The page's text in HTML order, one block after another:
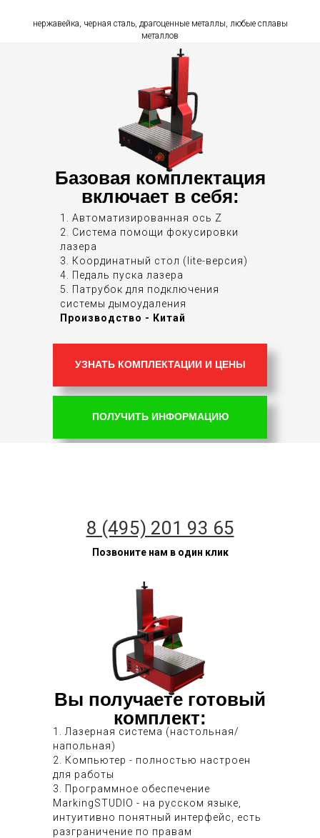
нержавейка, черная сталь, драгоценные металлы, любые сплавы
металлов
1. Автоматизированная ось Z
2. Система помощи фокусировки
лазера
3. Координатный стол (lite-версия)
4. Педаль пуска лазера
5. Патрубок для подключения
системы дымоудаления
Производство - Китай
Базовая комплектация
включает в себя:
УЗНАТЬ КОМПЛЕКТАЦИИ И ЦЕНЫ
ПОЛУЧИТЬ ИНФОРМАЦИЮ
8 (495) 201 93 65
Позвоните нам в один клик
1. Лазерная система (настольная/
напольная)
2. Компьютер - полностью настроен
для работы
3. Программное обеспечение
MarkingSTUDIO - на русском языке,
интуитивно понятный интерфейс, есть
разграничение по правам
Вы получаете готовый
комплект: